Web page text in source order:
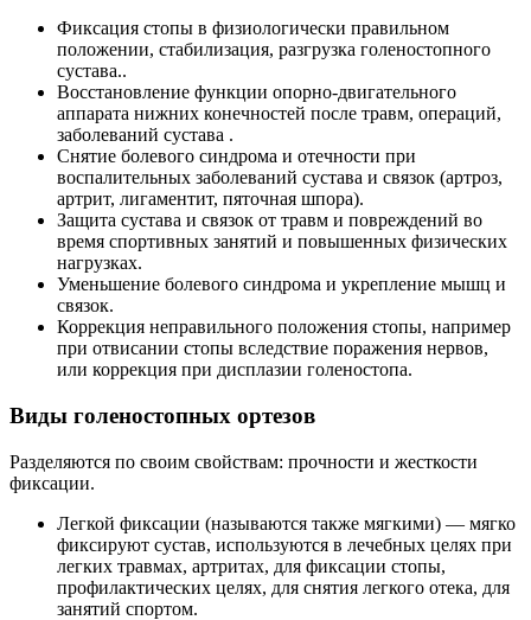
Фиксация стопы в физиологически правильном
положении, стабилизация, разгрузка голеностопного
сустава..
Восстановление функции опорно-двигательного
аппарата нижних конечностей после травм, операций,
заболеваний сустава .
Снятие болевого синдрома и отечности при
воспалительных заболеваний сустава и связок (артроз,
артрит, лигаментит, пяточная шпора).
Защита сустава и связок от травм и повреждений во
время спортивных занятий и повышенных физических
нагрузках.
Уменьшение болевого синдрома и укрепление мышц и
связок.
Коррекция неправильного положения стопы, например
при отвисании стопы вследствие поражения нервов,
или коррекция при дисплазии голеностопа.
Виды голеностопных ортезов
Разделяются по своим свойствам: прочности и жесткости
фиксации.
Легкой фиксации (называются также мягкими) — мягко
фиксируют сустав, используются в лечебных целях при
легких травмах, артритах, для фиксации стопы,
профилактических целях, для снятия легкого отека, для
занятий спортом.